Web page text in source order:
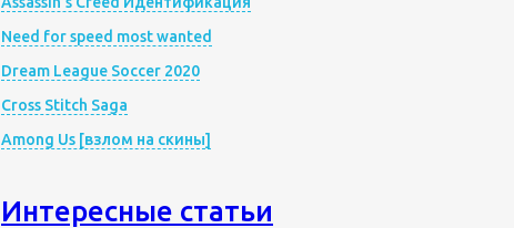
Need for speed most wanted
Dream League Soccer 2020
Cross Stitch Saga
Among Us [взлом на скины]
Интересные статьи